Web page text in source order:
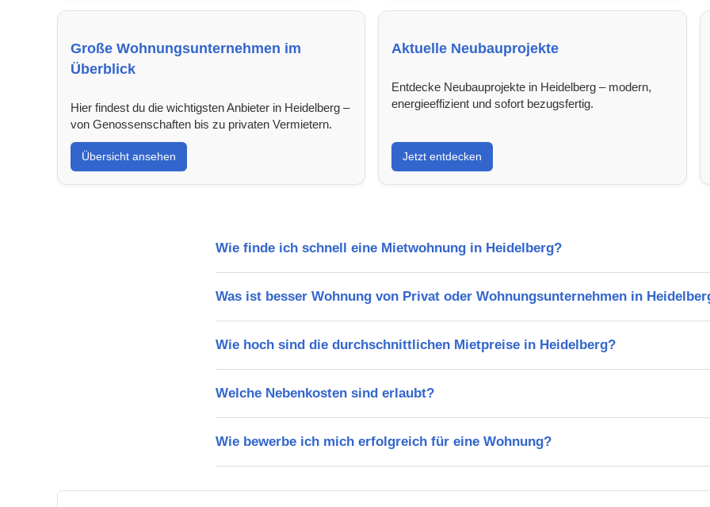
Große Wohnungsunternehmen im
Überblick
Hier findest du die wichtigsten Anbieter in Heidelberg –
von Genossenschaften bis zu privaten Vermietern.
Übersicht ansehen
Aktuelle Neubauprojekte
Entdecke Neubauprojekte in Heidelberg – modern,
energieeffizient und sofort bezugsfertig.
Jetzt entdecken
Wie finde ich schnell eine Mietwohnung in Heidelberg?
Was ist besser Wohnung von Privat oder Wohnungsunternehmen in
Wie hoch sind die durchschnittlichen Mietpreise in Heidelberg?
Welche Nebenkosten sind erlaubt?
Wie bewerbe ich mich erfolgreich für eine Wohnung?